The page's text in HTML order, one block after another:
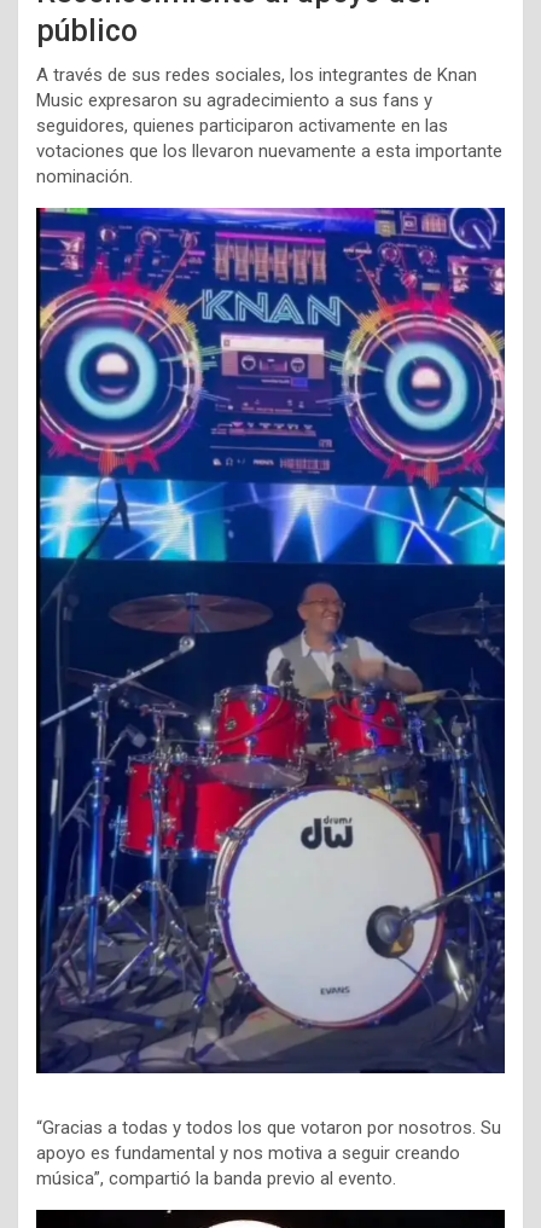
público
A través de sus redes sociales, los integrantes de Knan
Music expresaron su agradecimiento a sus fans y
seguidores, quienes participaron activamente en las
votaciones que los llevaron nuevamente a esta importante
nominación.
“Gracias a todas y todos los que votaron por nosotros. Su
apoyo es fundamental y nos motiva a seguir creando
música”, compartió la banda previo al evento.